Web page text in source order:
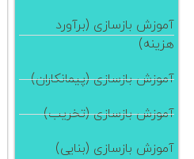
آموزش بازسازی (برآورد
هزینه)
آموزش بازسازی (پیمانکاران)
آموزش بازسازی (تخریب)
آموزش بازسازی (بنایی)